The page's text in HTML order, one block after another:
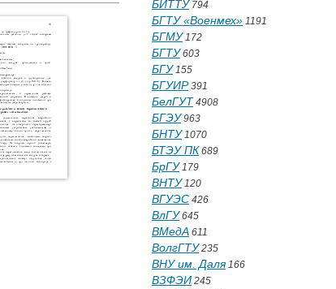
БИТТУ794
БГТУ «Военмех» 1191
БГМУ172
БГТУ603
БГУ155
БГУИР391
БелГУТ 4908
БГЭУ963
БНТУ1070
БТЭУ ПК 689
БрГУ179
ВНТУ120
ВГУЭС 426
ВлГУ645
ВМедА 611
ВолгГТУ235
ВНУ им. Даля166
ВЗФЭИ 245